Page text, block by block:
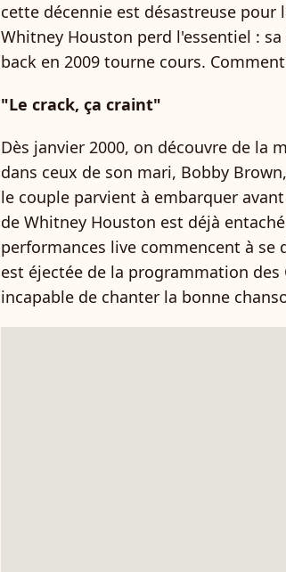
cette décennie est désastreuse pour
Whitney Houston perd l'essentiel :
back en 2009 tourne cours.
"Le crack, ça craint"
Dès janvier 2000, on découvre de la
dans ceux de son mari, Bobby
le couple parvient à embarquer
de Whitney Houston est déjà
performances live commencent à se
est éjectée de la programmation des
incapable de chanter la bonne